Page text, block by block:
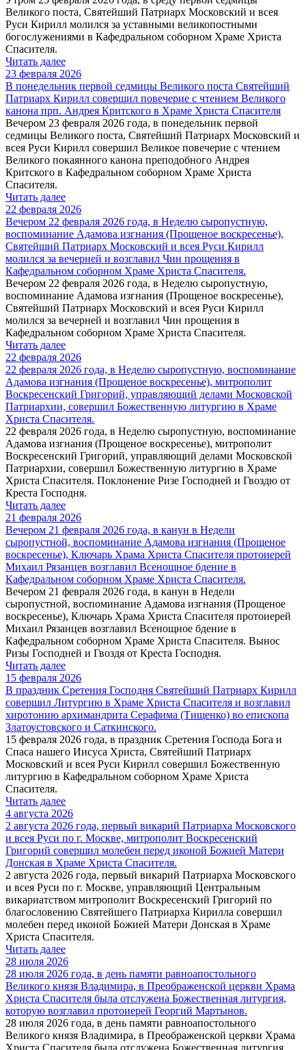
Великого поста, Святейший Патриарх Московский и всея
Руси Кирилл молился за уставными великопостными
богослужениями в Кафедральном соборном Храме Христа
Спасителя.
Читать далее
23 февраля 2026
В понедельник первой седмицы Великого поста Святейший
Патриарх Кирилл совершил повечерие с чтением Великого
канона прп. Андрея Критского в Храме Христа Спасителя
Вечером 23 февраля 2026 года, в понедельник первой
седмицы Великого поста, Святейший Патриарх Московский и
всея Руси Кирилл совершил Великое повечерие с чтением
Великого покаянного канона преподобного Андрея
Критского в Кафедральном соборном Храме Христа
Спасителя.
Читать далее
22 февраля 2026
Вечером 22 февраля 2026 года, в Неделю сыропустную,
воспоминание Адамова изгнания (Прощеное воскресенье),
Святейший Патриарх Московский и всея Руси Кирилл
молился за вечерней и возглавил Чин прощения в
Кафедральном соборном Храме Христа Спасителя.
Вечером 22 февраля 2026 года, в Неделю сыропустную,
воспоминание Адамова изгнания (Прощеное воскресенье),
Святейший Патриарх Московский и всея Руси Кирилл
молился за вечерней и возглавил Чин прощения в
Кафедральном соборном Храме Христа Спасителя.
Читать далее
22 февраля 2026
22 февраля 2026 года, в Неделю сыропустную, воспоминание
Адамова изгнания (Прощеное воскресенье), митрополит
Воскресенский Григорий, управляющий делами Московской
Патриархии, совершил Божественную литургию в Храме
Христа Спасителя.
22 февраля 2026 года, в Неделю сыропустную, воспоминание
Адамова изгнания (Прощеное воскресенье), митрополит
Воскресенский Григорий, управляющий делами Московской
Патриархии, совершил Божественную литургию в Храме
Христа Спасителя. Поклонение Ризе Господней и Гвоздю от
Креста Господня.
Читать далее
21 февраля 2026
Вечером 21 февраля 2026 года, в канун в Недели
сыропустной, воспоминание Адамова изгнания (Прощеное
воскресенье), Ключарь Храма Христа Спасителя протоиерей
Михаил Рязанцев возглавил Всенощное бдение в
Кафедральном соборном Храме Христа Спасителя.
Вечером 21 февраля 2026 года, в канун в Недели
сыропустной, воспоминание Адамова изгнания (Прощеное
воскресенье), Ключарь Храма Христа Спасителя протоиерей
Михаил Рязанцев возглавил Всенощное бдение в
Кафедральном соборном Храме Христа Спасителя. Вынос
Ризы Господней и Гвоздя от Креста Господня.
Читать далее
15 февраля 2026
В праздник Сретения Господня Святейший Патриарх Кирилл
совершил Литургию в Храме Христа Спасителя и возглавил
хиротонию архимандрита Серафима (Тищенко) во епископа
Златоустовского и Саткинского.
15 февраля 2026 года, в праздник Сретения Господа Бога и
Спаса нашего Иисуса Христа, Святейший Патриарх
Московский и всея Руси Кирилл совершил Божественную
литургию в Кафедральном соборном Храме Христа
Спасителя.
Читать далее
4 августа 2026
2 августа 2026 года, первый викарий Патриарха Московского
и всея Руси по г. Москве, митрополит Воскресенский
Григорий совершил молебен перед иконой Божией Матери
Донская в Храме Христа Спасителя.
2 августа 2026 года, первый викарий Патриарха Московского
и всея Руси по г. Москве, управляющий Центральным
викариатством митрополит Воскресенский Григорий по
благословению Святейшего Патриарха Кирилла совершил
молебен перед иконой Божией Матери Донская в Храме
Христа Спасителя.
Читать далее
28 июля 2026
28 июля 2026 года, в день памяти равноапостольного
Великого князя Владимира, в Преображенской церкви Храма
Христа Спасителя была отслужена Божественная литургия,
которую возглавил протоиерей Георгий Мартынов.
28 июля 2026 года, в день памяти равноапостольного
Великого князя Владимира, в Преображенской церкви Храма
Христа Спасителя была отслужена Божественная литургия,